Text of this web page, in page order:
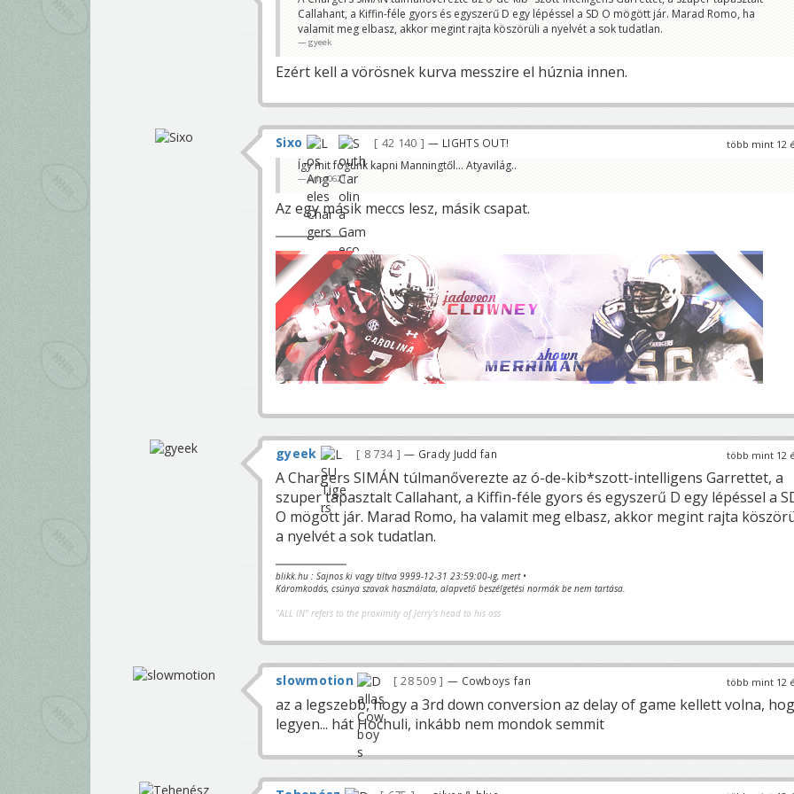
Callahant, a Kiffin-féle gyors és egyszerű D egy lépéssel a SD O mögött jár. Marad Romo, ha
valamit meg elbasz, akkor megint rajta köszörüli a nyelvét a sok tudatlan.
gyeek
Ezért kell a vörösnek kurva messzire el húznia innen.
több mint 12
Sixo 42 140 — LIGHTS OUT!
Így mit fogunk kapni Manningtől... Atyavilág..
krisz0621
Az egy másik meccs lesz, másik csapat.
több mint 12
gyeek 8 734 — Grady Judd fan
A Chargers SIMÁN túlmanőverezte az ó-de-kib*szott-intelligens Garrettet, a
szuper tapasztalt Callahant, a Kiffin-féle gyors és egyszerű D egy lépéssel a
O mögött jár. Marad Romo, ha valamit meg elbasz, akkor megint rajta
a nyelvét a sok tudatlan.
blikk.hu : Sajnos ki vagy tiltva 9999-12-31 23:59:00-ig, mert •
Káromkodás, csúnya szavak használata, alapvető beszélgetési normák be nem tartása.
"ALL IN" refers to the proximity of Jerry's head to his ass
több mint 12
slowmotion 28 509 — Cowboys fan
az a legszebb, hogy a 3rd down conversion az delay of game kellett volna,
legyen... hát Hochuli, inkább nem mondok semmit